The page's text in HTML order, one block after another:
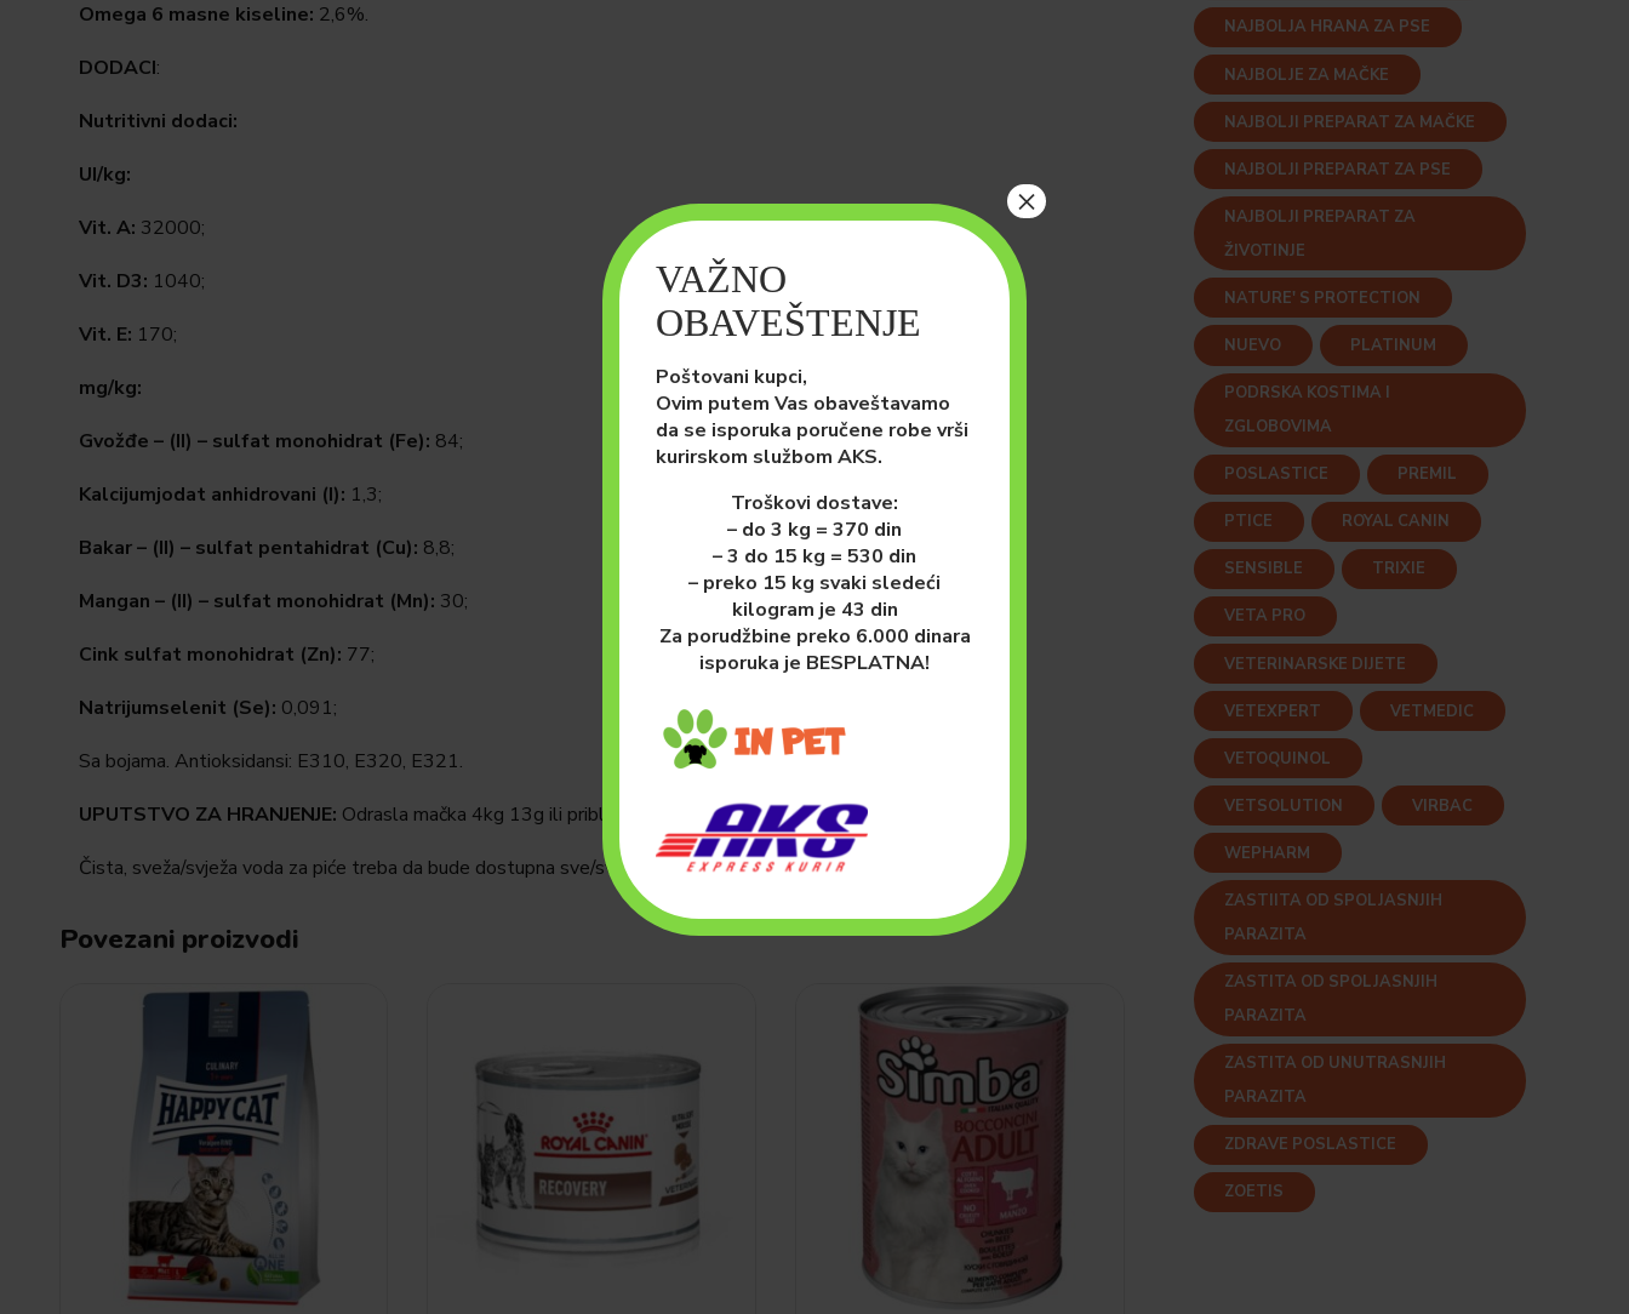
Omega 6 masne kiseline: 2,6%.
DODACI:
Nutritivni dodaci:
UI/kg:
Vit. A: 32000;
Vit. D3: 1040;
Vit. E: 170;
mg/kg:
Gvožđe – (II) – sulfat monohidrat (Fe): 84;
Kalcijumjodat anhidrovani (I): 1,3;
Bakar – (II) – sulfat pentahidrat (Cu): 8,8;
Mangan – (II) – sulfat monohidrat (Mn): 30;
Cink sulfat monohidrat (Zn): 77;
Natrijumselenit (Se): 0,091;
Sa bojama. Antioksidansi: E310, E320, E321.
UPUTSTVO ZA HRANJENJE: Odrasla mačka 4kg 13g ili približno 35 komadića.
Čista, sveža/svježa voda za piće treba da bude dostupna sve/svo vreme/vrijeme.
Povezani proizvodi
NAJBOLJA HRANA ZA PSE
NAJBOLJE ZA MAČKE
NAJBOLJI PREPARAT ZA MAČKE
NAJBOLJI PREPARAT ZA PSE
NAJBOLJI PREPARAT ZA
ŽIVOTINJE
NATURE' S PROTECTION
NUEVO PLATINUM
PODRSKA KOSTIMA I
ZGLOBOVIMA
POSLASTICE PREMIL
PTICE ROYAL CANIN
SENSIBLE TRIXIE
VETA PRO
VETERINARSKE DIJETE
VETEXPERT VETMEDIC
VETOQUINOL
VETSOLUTION VIRBAC
WEPHARM
ZASTIITA OD SPOLJASNJIH
PARAZITA
ZASTITA OD SPOLJASNJIH
PARAZITA
ZASTITA OD UNUTRASNJIH
PARAZITA
ZDRAVE POSLASTICE
ZOETIS
VAŽNO
OBAVEŠTENJE
Poštovani kupci,
Ovim putem Vas obaveštavamo
da se isporuka poručene robe vrši
kurirskom službom AKS.
Troškovi dostave:
– do 3 kg = 370 din
– 3 do 15 kg = 530 din
– preko 15 kg svaki sledeći
kilogram je 43 din
Za porudžbine preko 6.000 dinara
isporuka je BESPLATNA!
×